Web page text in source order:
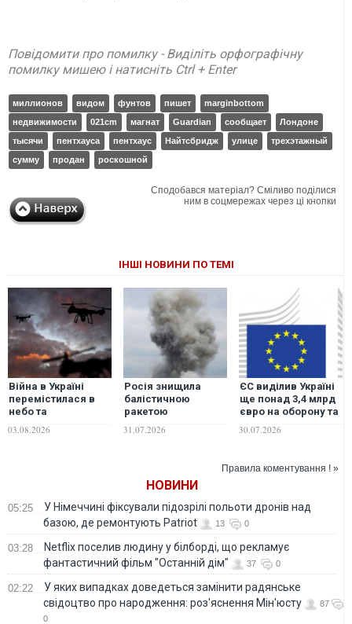
Повідомити про помилку - Виділіть орфографічну
помилку мишею і натисніть Ctrl + Enter
миллионов видом фунтов пишет
marginbottom
недвижимости
021cm магнат Guardian сообщает
Лондоне
тысячи
пентхауса пентхаус Найтсбридж улице
трехэтажный
сумму
продан роскошной
Сподобався матеріал? Сміливо поділися
ним в соцмережах через ці кнопки
ІНШІ НОВИНИ ПО ТЕМІ
Війна в Україні
перемістилася в
небо та
битву дронів, - The
03.08.2026
Росія знищила
балістичною
ракетою
завод
31.07.2026
ЄС виділив Україні
ще понад 3,4 млрд
євро на оборону та
30.07.2026
Правила коментування ! »
НОВИНИ
05:25
У Німеччині фіксували підозрілі польоти дронів над
базою, де ремонтують Patriot
13 0
03:28
Netflix поселив людину у білборді, що рекламує
фантастичний фільм "Останній дім"
37 0
02:22
У яких випадках доведеться замінити радянське
свідоцтво про народження: роз'яснення Мін'юсту
87
0